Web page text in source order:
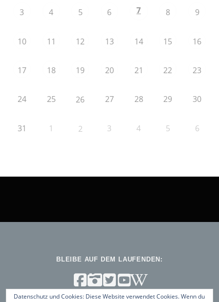
3 4 5 6 7 8 9
10 11 12 13 14 15 16
17 18 19 20 21 22 23
24 25 26 27 28 29 30
31 1 2 3 4 5 6
BLEIBE AUF DEM LAUFENDEN:
Datenschutz und Cookies: Diese Website verwendet Cookies. Wenn du